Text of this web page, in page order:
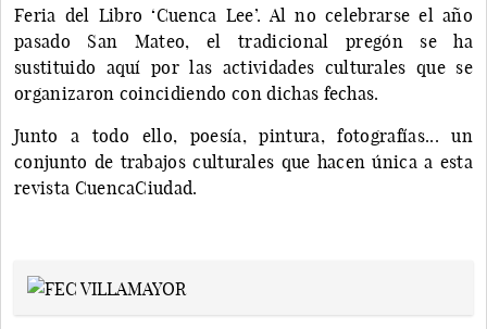
Feria del Libro ‘Cuenca Lee’. Al no celebrarse el año
pasado San Mateo, el tradicional pregón se ha
sustituido aquí por las actividades culturales que se
organizaron coincidiendo con dichas fechas.
Junto a todo ello, poesía, pintura, fotografías... un
conjunto de trabajos culturales que hacen única a esta
revista CuencaCiudad.